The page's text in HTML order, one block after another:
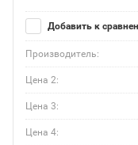
Добавить к
Производитель:
Цена 2:
Цена 3:
Цена 4: